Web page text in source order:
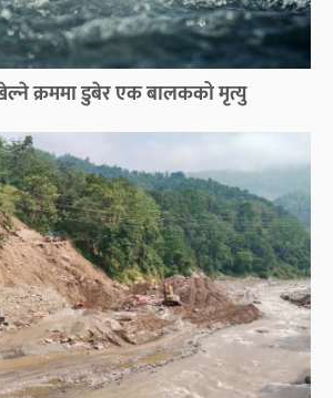
क्रममा डुबेर एक बालकको मृत्यु